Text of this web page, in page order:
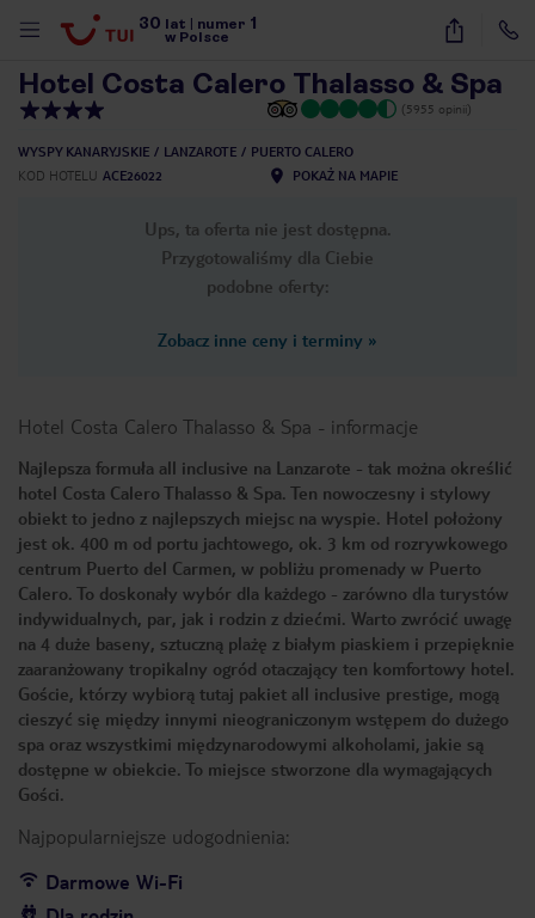
30 lat numer 1
w Polsce
39
Hotel Costa Calero Thalasso & Spa
(5955 opinii)
WYSPY KANARYJSKIE LANZAROTE
PUERTO CALERO
KOD HOTELU ACE26022 POKAŻ NA MAPIE
Ups, ta oferta nie jest dostępna.
Przygotowaliśmy dla Ciebie
podobne oferty:
Zobacz inne ceny i terminy »
Hotel Costa Calero Thalasso & Spa - informacje
Najlepsza formuła all inclusive na Lanzarote - tak można określić
hotel Costa Calero Thalasso & Spa. Ten nowoczesny i stylowy
obiekt to jedno z najlepszych miejsc na wyspie. Hotel położony
jest ok. 400 m od portu jachtowego, ok. 3 km od rozrywkowego
centrum Puerto del Carmen, w pobliżu promenady w Puerto
Calero. To doskonały wybór dla każdego - zarówno dla turystów
indywidualnych, par, jak i rodzin z dziećmi. Warto zwrócić uwagę
na 4 duże baseny, sztuczną plażę z białym piaskiem i przepięknie
zaaranżowany tropikalny ogród otaczający ten komfortowy hotel.
Goście, którzy wybiorą tutaj pakiet all inclusive prestige, mogą
cieszyć się między innymi nieograniczonym wstępem do dużego
spa oraz wszystkimi międzynarodowymi alkoholami, jakie są
dostępne w obiekcie. To miejsce stworzone dla wymagających
Gości.
Najpopularniejsze udogodnienia:
Darmowe Wi-Fi